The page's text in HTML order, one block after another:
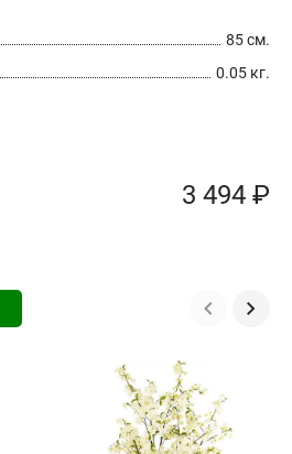
85 см.
0.05 кг.
3 494 ₽